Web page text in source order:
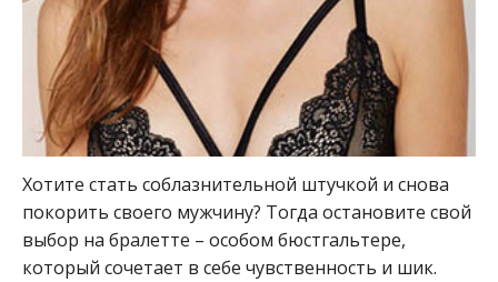
Хотите стать соблазнительной штучкой и снова
покорить своего мужчину? Тогда остановите свой
выбор на бралетте – особом бюстгальтере,
который сочетает в себе чувственность и шик.